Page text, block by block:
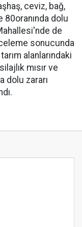
ceviz, bağ,
dolu
de
sonucunda
alanlarındaki
mısır ve
dolu zararı